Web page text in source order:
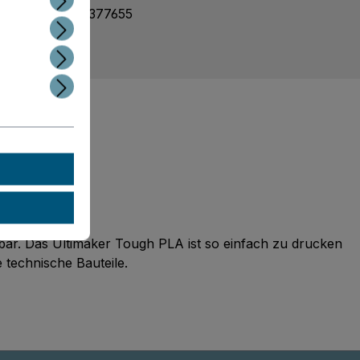
8718836377655
erstellen
erstellen
Das Ultimaker Tough PLA ist so einfach zu drucken
Bauteile.